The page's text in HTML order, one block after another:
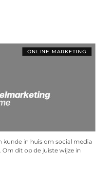
ONLINE MARKETING
kunde in huis om social media
dit op de juiste wijze in